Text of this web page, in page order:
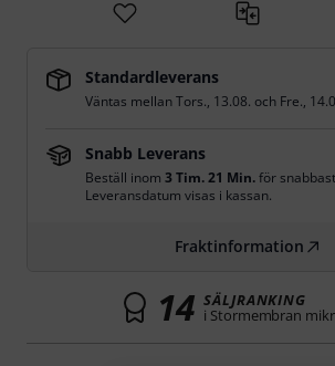
Standardleverans
Väntas mellanTors., 13.08. och Fre.,
Snabb Leverans
Beställ inom 3 Tim. 21 Min.för
Leveransdatum visas i kassan.
Fraktinformation
14 SÄLJRANKING
i Stormembran